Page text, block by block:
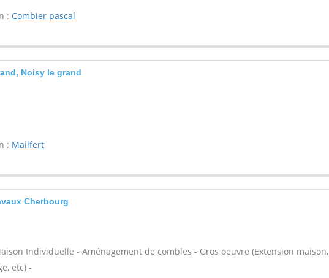
: Combier pascal
Noisy le grand
: Mailfert
Cherbourg
Individuelle - Aménagement de combles - Gros oeuvre (Extension maison,
etc) -